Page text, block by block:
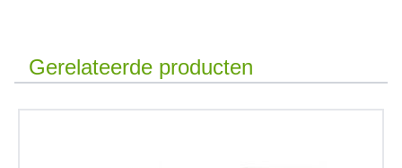
Gerelateerde producten